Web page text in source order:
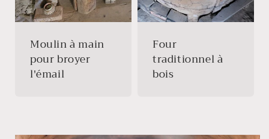
Moulin à main
pour broyer
l'émail
Four
traditionnel à
bois